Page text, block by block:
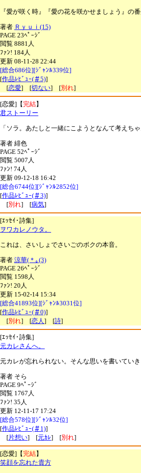
『愛が咲く時』『愛の花を咲かせましょう
著者 Ｒｙｕｉ(15)
PAGE 23ﾍﾟｰｼﾞ
閲覧 8881人
ﾌｧﾝ! 184人
更新 08-11-28 22:44
[総合686位][ｼﾞｬﾝﾙ339位]
[作品ﾚﾋﾞｭｰ(＃5)]
[恋愛] [切ない] [別れ]
[恋愛]【完結】
君ストーリー
「ソラ。あたしと一緒にこようとなんて考え
著者 緋色
PAGE 52ﾍﾟｰｼﾞ
閲覧 5007人
ﾌｧﾝ! 74人
更新 09-12-18 16:42
[総合6744位][ｼﾞｬﾝﾙ2852位]
[作品ﾚﾋﾞｭｰ(＃3)]
[別れ] [病気]
[ｴｯｾｲ･詩集]
ヲワカレノウタ。
これは、さいしょでさいごのボクの本音。
著者 涼華(＊｡(3)
PAGE 26ﾍﾟｰｼﾞ
閲覧 1598人
ﾌｧﾝ! 20人
更新 15-02-14 15:34
[総合41893位][ｼﾞｬﾝﾙ3031位]
[作品ﾚﾋﾞｭｰ(＃0)]
[別れ] [恋人] [詩]
[ｴｯｾｲ･詩集]
元カレさんへ。
元カレが忘れられない。そんな思いを書いていき
著者 そら
PAGE 9ﾍﾟｰｼﾞ
閲覧 1767人
ﾌｧﾝ! 35人
更新 12-11-17 17:24
[総合578位][ｼﾞｬﾝﾙ32位]
[作品ﾚﾋﾞｭｰ(＃1)]
[片想い] [元ｶﾚ] [別れ]
[恋愛]【完結】
笑顔を忘れた貴方